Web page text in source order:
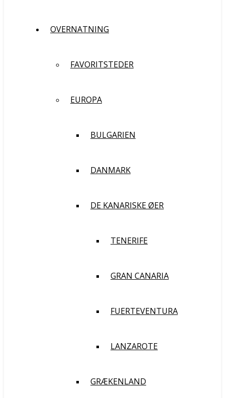
OVERNATNING
FAVORITSTEDER
EUROPA
BULGARIEN
DANMARK
DE KANARISKE ØER
TENERIFE
GRAN CANARIA
FUERTEVENTURA
LANZAROTE
GRÆKENLAND